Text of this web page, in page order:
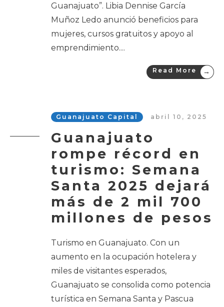
Guanajuato”. Libia Dennise García
Muñoz Ledo anunció beneficios para
mujeres, cursos gratuitos y apoyo al
emprendimiento....
Read More →
Guanajuato Capital abril 10, 2025
Guanajuato
rompe récord en
turismo: Semana
Santa 2025 dejará
más de 2 mil 700
millones de pesos
Turismo en Guanajuato. Con un
aumento en la ocupación hotelera y
miles de visitantes esperados,
Guanajuato se consolida como potencia
turística en Semana Santa y Pascua